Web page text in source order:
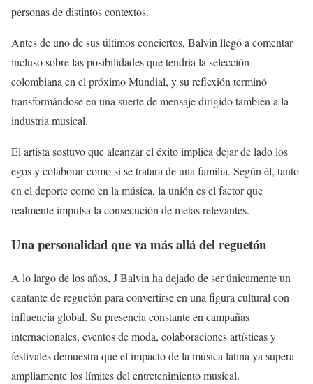
personas de distintos contextos.
Antes de uno de sus últimos conciertos, Balvin llegó a comentar
incluso sobre las posibilidades que tendría la selección
colombiana en el próximo Mundial, y su reflexión terminó
transformándose en una suerte de mensaje dirigido también a la
industria musical.
El artista sostuvo que alcanzar el éxito implica dejar de lado los
egos y colaborar como si se tratara de una familia. Según él, tanto
en el deporte como en la música, la unión es el factor que
realmente impulsa la consecución de metas relevantes.
Una personalidad que va más allá del reguetón
A lo largo de los años, J Balvin ha dejado de ser únicamente un
cantante de reguetón para convertirse en una figura cultural con
influencia global. Su presencia constante en campañas
internacionales, eventos de moda, colaboraciones artísticas y
festivales demuestra que el impacto de la música latina ya supera
ampliamente los límites del entretenimiento musical.